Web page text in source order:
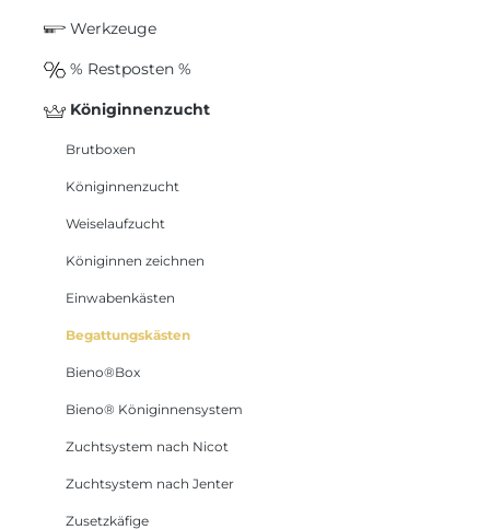
Werkzeuge
% Restposten %
Königinnenzucht
Brutboxen
Königinnenzucht
Weiselaufzucht
Königinnen zeichnen
Einwabenkästen
Begattungskästen
Bieno®Box
Bieno® Königinnensystem
Zuchtsystem nach Nicot
Zuchtsystem nach Jenter
Zusetzkäfige